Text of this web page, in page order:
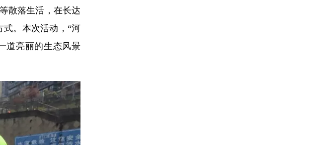
散落生活，在长达
式。本次活动，“河
道亮丽的生态风景